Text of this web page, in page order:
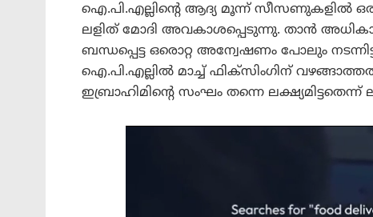
ഐ.പി.എല്ലിന്റെ ആദ്യ മൂന്ന് സീസണുകളിൽ ഒരു
ലളിത് മോദി അവകാശപ്പെടുന്നു. താൻ
ബന്ധപ്പെട്ട ഒരൊറ്റ അന്വേഷണം പോലും
ഐ.പി.എല്ലിൽ മാച്ച് ഫിക്സിംഗിന്
ഇബ്രാഹിമിന്റെ സംഘം തന്നെ